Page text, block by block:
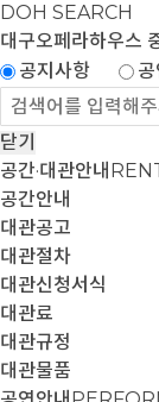
DOH SEARCH
대구오페라하우스
공지사항
닫기
공간·대관안내
공간안내
대관공고
대관절차
대관신청서식
대관료
대관규정
대관물품